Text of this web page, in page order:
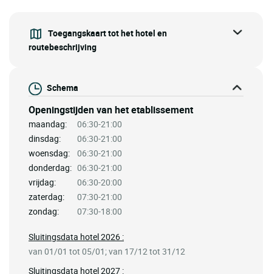
Toegangskaart tot het hotel en
routebeschrijving
Schema
Openingstijden van het etablissement
maandag:
06:30-21:00
dinsdag:
06:30-21:00
woensdag:
06:30-21:00
donderdag: 06:30-21:00
vrijdag:
06:30-20:00
zaterdag:
07:30-21:00
zondag:
07:30-18:00
Sluitingsdata hotel 2026 :
van 01/01 tot 05/01; van 17/12 tot 31/12
Sluitingsdata hotel 2027 :